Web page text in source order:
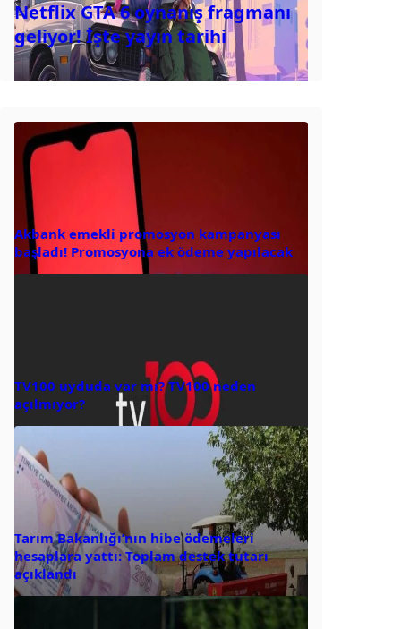
Netflix GTA 6 oynanış fragmanı
geliyor! İşte yayın tarihi
Akbank emekli promosyon kampanyası
başladı! Promosyona ek ödeme yapılacak
TV100 uyduda var mı? TV100 neden
açılmıyor?
Tarım Bakanlığı’nın hibe ödemeleri
hesaplara yattı: Toplam destek tutarı
açıklandı